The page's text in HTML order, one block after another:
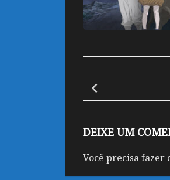
DEIXE UM
Você precisa fazer